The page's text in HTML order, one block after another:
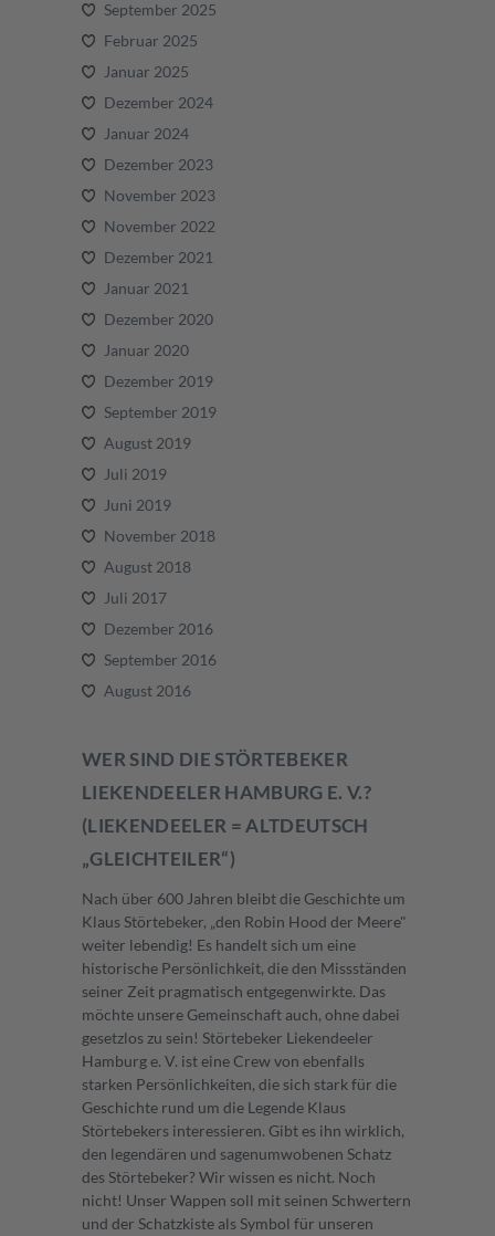
September 2025
Februar 2025
Januar 2025
Dezember 2024
Januar 2024
Dezember 2023
November 2023
November 2022
Dezember 2021
Januar 2021
Dezember 2020
Januar 2020
Dezember 2019
September 2019
August 2019
Juli 2019
Juni 2019
November 2018
August 2018
Juli 2017
Dezember 2016
September 2016
August 2016
WER SIND DIE STÖRTEBEKER
LIEKENDEELER HAMBURG E. V.?
(LIEKENDEELER = ALTDEUTSCH
„GLEICHTEILER“)
Nach über 600 Jahren bleibt die Geschichte um
Klaus Störtebeker, „den Robin Hood der Meere"
weiter lebendig! Es handelt sich um eine
historische Persönlichkeit, die den Missständen
seiner Zeit pragmatisch entgegenwirkte. Das
möchte unsere Gemeinschaft auch, ohne dabei
gesetzlos zu sein! Störtebeker Liekendeeler
Hamburg e. V. ist eine Crew von ebenfalls
starken Persönlichkeiten, die sich stark für die
Geschichte rund um die Legende Klaus
Störtebekers interessieren. Gibt es ihn wirklich,
den legendären und sagenumwobenen Schatz
des Störtebeker? Wir wissen es nicht. Noch
nicht! Unser Wappen soll mit seinen Schwertern
und der Schatzkiste als Symbol für unseren